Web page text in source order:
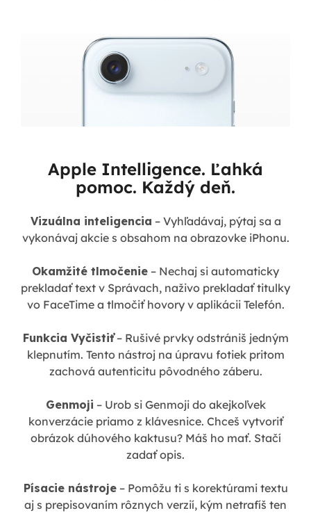
Apple Intelligence. Ľahká
pomoc. Každý deň.
Vizuálna inteligencia – Vyhľadávaj, pýtaj sa a
vykonávaj akcie s obsahom na obrazovke iPhonu.
Okamžité tlmočenie – Nechaj si automaticky
prekladať text v Správach, naživo prekladať titulky
vo FaceTime a tlmočiť hovory v aplikácii Telefón.
Funkcia Vyčistiť– Rušivé prvky odstrániš jedným
klepnutím. Tento nástroj na úpravu fotiek pritom
zachová autenticitu pôvodného záberu.
Genmoji – Urob si Genmoji do akejkoľvek
konverzácie priamo z klávesnice. Chceš vytvoriť
obrázok dúhového kaktusu? Máš ho mať. Stačí
zadať opis.
Písacie nástroje– Pomôžu ti s korektúrami textu
aj s prepisovaním rôznych verzií, kým netrafíš ten